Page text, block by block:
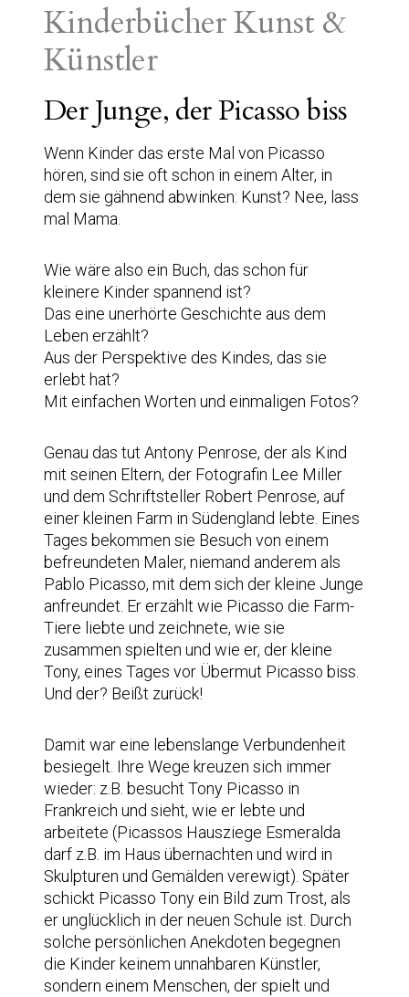
Kinderbücher Kunst &
Künstler
Der Junge, der Picasso biss
Wenn Kinder das erste Mal von Picasso
hören, sind sie oft schon in einem Alter, in
dem sie gähnend abwinken: Kunst? Nee, lass
mal Mama.
Wie wäre also ein Buch, das schon für
kleinere Kinder spannend ist?
Das eine unerhörte Geschichte aus dem
Leben erzählt?
Aus der Perspektive des Kindes, das sie
erlebt hat?
Mit einfachen Worten und einmaligen Fotos?
Genau das tut Antony Penrose, der als Kind
mit seinen Eltern, der Fotografin Lee Miller
und dem Schriftsteller Robert Penrose, auf
einer kleinen Farm in Südengland lebte. Eines
Tages bekommen sie Besuch von einem
befreundeten Maler, niemand anderem als
Pablo Picasso, mit dem sich der kleine Junge
anfreundet. Er erzählt wie Picasso die Farm-
Tiere liebte und zeichnete, wie sie
zusammen spielten und wie er, der kleine
Tony, eines Tages vor Übermut Picasso biss.
Und der? Beißt zurück!
Damit war eine lebenslange Verbundenheit
besiegelt. Ihre Wege kreuzen sich immer
wieder: z.B. besucht Tony Picasso in
Frankreich und sieht, wie er lebte und
arbeitete (Picassos Hausziege Esmeralda
darf z.B. im Haus übernachten und wird in
Skulpturen und Gemälden verewigt). Später
schickt Picasso Tony ein Bild zum Trost, als
er unglücklich in der neuen Schule ist. Durch
solche persönlichen Anekdoten begegnen
die Kinder keinem unnahbaren Künstler,
sondern einem Menschen, der spielt und